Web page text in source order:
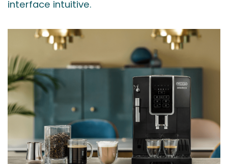
interface intuitive.